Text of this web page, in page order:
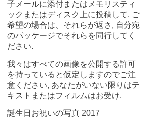
子メールに添付またはメモリスティ
ックまたはディスク上に投稿して. ご
希望の場合は、それらが返さ, 自分宛
のパッケージでそれらを同行してく
ださい.
我々はすべての画像を公開する許可
を持っていると仮定しますのでご注
意ください, あなたがいない限りはテ
キストまたはフィルムはお受け.
誕生日お祝いの写真 2017